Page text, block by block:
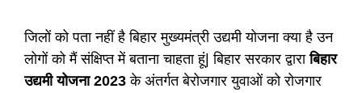
जिलों को पता नहीं है बिहार मुख्यमंत्री उद्यमी योजना क्या है उन
लोगों को मैं संक्षिप्त में बताना चाहता हूं| बिहार सरकार द्वाराबिहार
उद्यमी योजना 2023 के अंतर्गत बेरोजगार युवाओं को रोजगार